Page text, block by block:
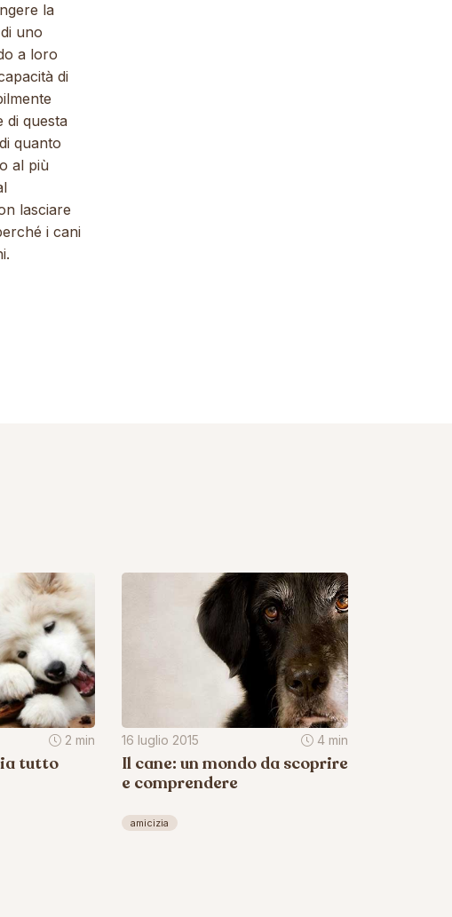
la
uno
a loro
di
di questa
quanto
al più
lasciare
i cani
2 min
tutto
16 luglio 2015 4 min
Il cane: un mondo da scoprire
e comprendere
amicizia